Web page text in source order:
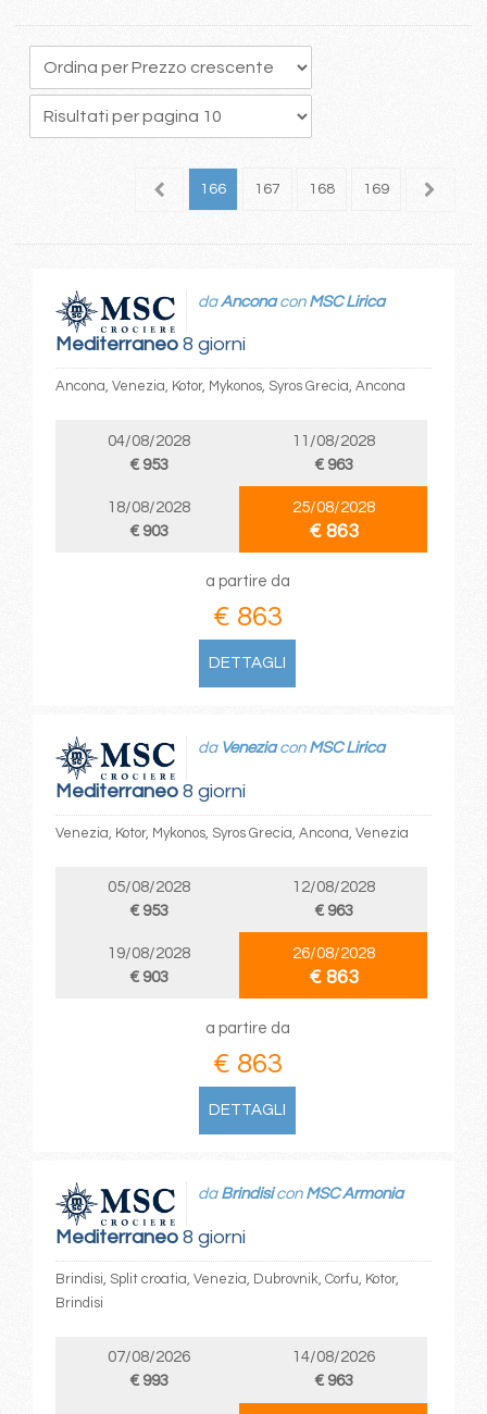
165 166 167 168 169 170
Mediterraneo8 giorni
daAnconacon MSC Lirica
Ancona, Venezia, Kotor, Mykonos, Syros Grecia, Ancona
04/08/2028
€ 953
11/08/2028
€ 963
18/08/2028
€ 903
25/08/2028
€ 863
a partire da
€ 863
DETTAGLI
Mediterraneo8 giorni
da Veneziacon MSC Lirica
Venezia, Kotor, Mykonos, Syros Grecia, Ancona, Venezia
05/08/2028
€ 953
12/08/2028
€ 963
19/08/2028
€ 903
26/08/2028
€ 863
a partire da
€ 863
DETTAGLI
Mediterraneo8 giorni
da Brindisicon MSC Armonia
Brindisi, Split croatia, Venezia, Dubrovnik, Corfu, Kotor,
Brindisi
07/08/2026
€ 993
14/08/2026
€ 963